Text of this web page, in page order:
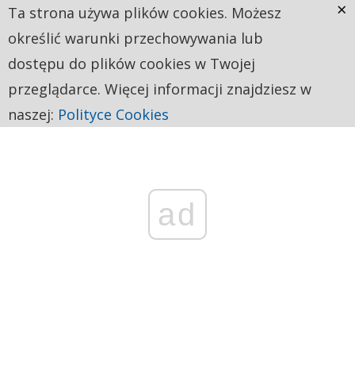
ad
Ta strona używa plików cookies. Możesz
określić warunki przechowywania lub
dostępu do plików cookies w Twojej
przeglądarce. Więcej informacji znajdziesz w
naszej: Polityce Cookies
×